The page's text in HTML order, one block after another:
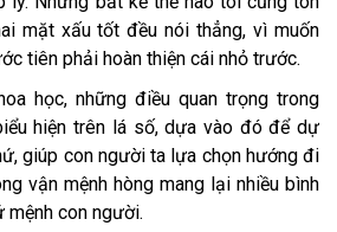
mặt xấu tốt đều nói thẳng, vì muốn
tiên phải hoàn thiện cái nhỏ trước.
học, những điều quan trọng trong
hiện trên lá số, dựa vào đó để dự
giúp con người ta lựa chọn hướng đi
vận mệnh hòng mang lại nhiều bình
mệnh con người.